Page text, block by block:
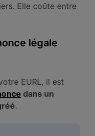
Elle coûte entre
légale
EURL, il est
dans un
.